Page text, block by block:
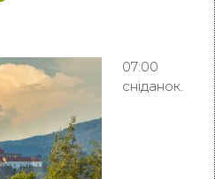
07:00
сніданок.